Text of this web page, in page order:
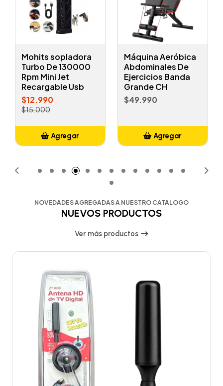
Máquina Aeróbica
Abdominales De
Ejercicios Banda
Grande CH
$49.990
Agregar
Máquina
Abdominales De
Ejercicios Gimnasio
Deporte Ab CH
$27.990
Agregar
NOVEDADES AGREGADAS A NUESTRO CATALOGO
NUEVOS PRODUCTOS
Ver más productos